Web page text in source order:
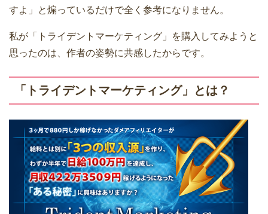
すよ」と煽っているだけで全く参考になりません。
私が「トライデントマーケティング」を購入してみようと
思ったのは、作者の姿勢に共感したからです。
「トライデントマーケティング」とは？